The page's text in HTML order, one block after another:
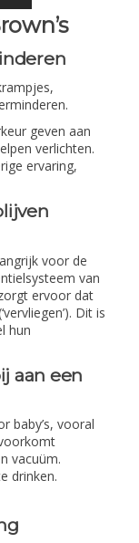
geven aan
verlichten.
ervaring,
voor de
van
ervoor dat
Dit is
hun
aan een
baby’s, vooral
vacuüm.
drinken.